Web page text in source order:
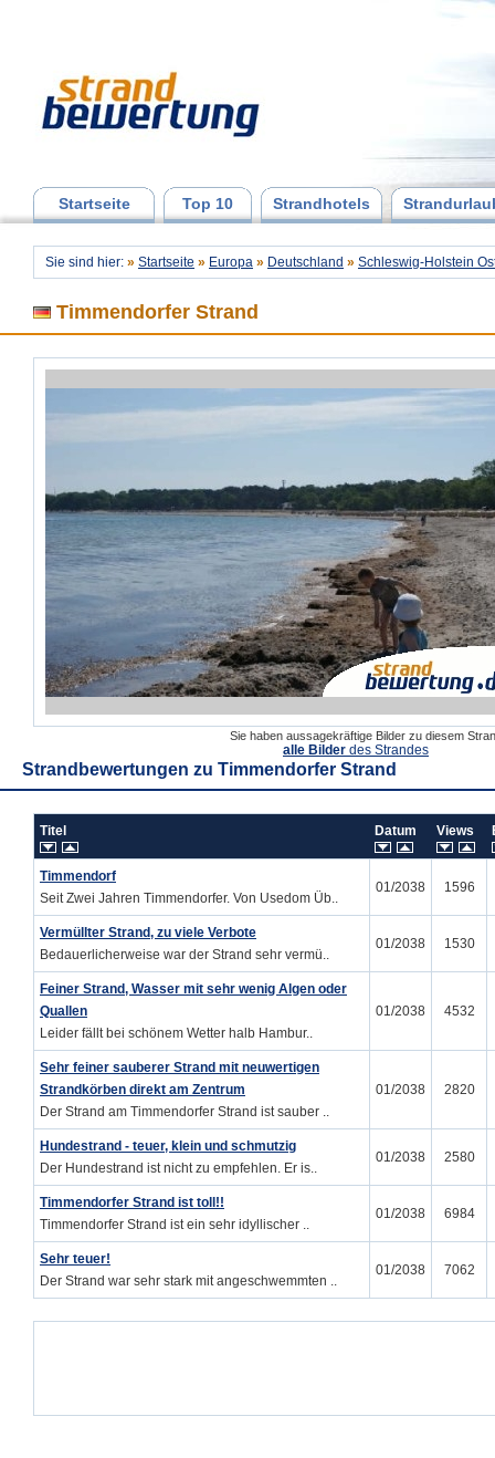
Startseite Top 10 Strandhotels
Sie sind hier: » Startseite » Europa » Deutschland » Schleswig-Holstein
Timmendorfer Strand
Sie haben aussagekräftige Bilder zu diesem
alle Bilder des Strandes
Strandbewertungen zu Timmendorfer Strand
Titel Datum Views
Timmendorf
Seit Zwei Jahren Timmendorfer. Von Usedom Üb..
01/2038 1596
Vermüllter Strand, zu viele Verbote
Bedauerlicherweise war der Strand sehr vermü..
01/2038 1530
Feiner Strand, Wasser mit sehr wenig Algen oder
Quallen
Leider fällt bei schönem Wetter halb Hambur..
01/2038 4532
Sehr feiner sauberer Strand mit neuwertigen
Strandkörben direkt am Zentrum
Der Strand am Timmendorfer Strand ist sauber ..
01/2038 2820
Hundestrand - teuer, klein und schmutzig
Der Hundestrand ist nicht zu empfehlen. Er is..
01/2038 2580
Timmendorfer Strand ist toll!!
Timmendorfer Strand ist ein sehr idyllischer ..
01/2038 6984
Sehr teuer!
Der Strand war sehr stark mit angeschwemmten ..
01/2038 7062